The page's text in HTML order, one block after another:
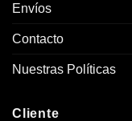
Envíos
Contacto
Nuestras Políticas
Cliente